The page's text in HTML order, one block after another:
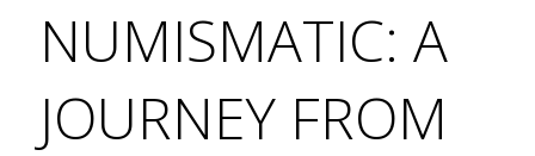
NUMISMATIC: A
JOURNEY FROM